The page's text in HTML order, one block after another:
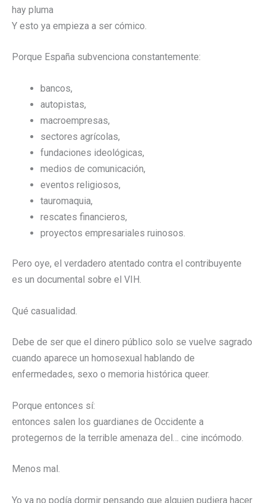
hay pluma
Y esto ya empieza a ser cómico.
Porque España subvenciona constantemente:
bancos,
autopistas,
macroempresas,
sectores agrícolas,
fundaciones ideológicas,
medios de comunicación,
eventos religiosos,
tauromaquia,
rescates financieros,
proyectos empresariales ruinosos.
Pero oye, el verdadero atentado contra el contribuyente
es un documental sobre el VIH.
Qué casualidad.
Debe de ser que el dinero público solo se vuelve sagrado
cuando aparece un homosexual hablando de
enfermedades, sexo o memoria histórica queer.
Porque entonces sí:
entonces salen los guardianes de Occidente a
protegernos de la terrible amenaza del… cine incómodo.
Menos mal.
Yo ya no podía dormir pensando que alguien pudiera hacer